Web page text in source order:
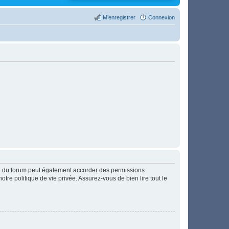
Connexion
M’enregistrer
forum peut également accorder des permissions
politique de vie privée. Assurez-vous de bien lire tout le